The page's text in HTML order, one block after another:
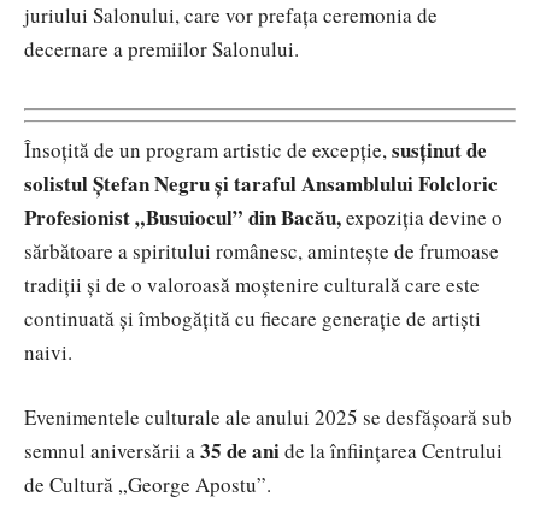
juriului Salonului, care vor prefața ceremonia de
decernare a premiilor Salonului.
Însoțită de un program artistic de excepție,susținut de
solistul Ștefan Negru și taraful Ansamblului Folcloric
Profesionist „Busuiocul” din Bacău,expoziția devine o
sărbătoare a spiritului românesc, amintește de frumoase
tradiții și de o valoroasă moștenire culturală care este
continuată și îmbogățită cu fiecare generație de artiști
naivi.
Evenimentele culturale ale anului 2025 se desfășoară sub
semnul aniversării a35 de anide la înființarea Centrului
de Cultură „George Apostu”.